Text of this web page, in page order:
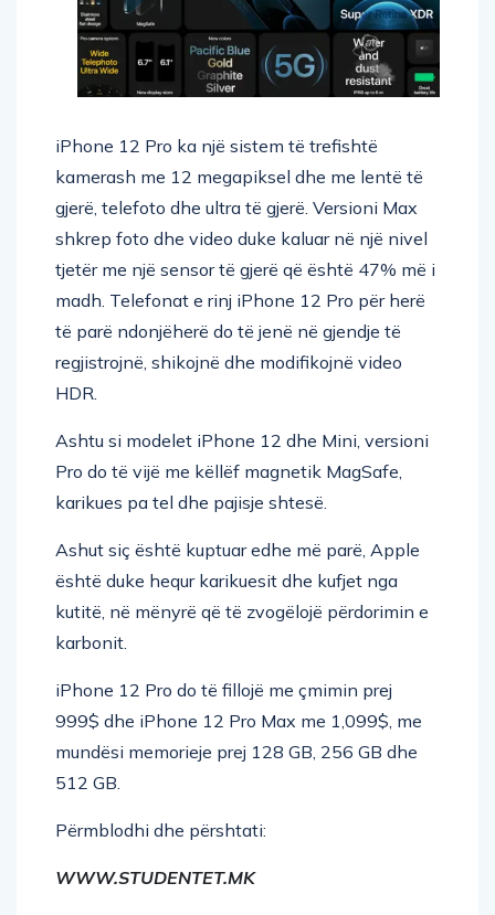
iPhone 12 Pro ka një sistem të trefishtë
kamerash me 12 megapiksel dhe me lentë të
gjerë, telefoto dhe ultra të gjerë. Versioni Max
shkrep foto dhe video duke kaluar në një nivel
tjetër me një sensor të gjerë që është 47% më i
madh. Telefonat e rinj iPhone 12 Pro për herë
të parë ndonjëherë do të jenë në gjendje të
regjistrojnë, shikojnë dhe modifikojnë video
HDR.
Ashtu si modelet iPhone 12 dhe Mini, versioni
Pro do të vijë me këllëf magnetik MagSafe,
karikues pa tel dhe pajisje shtesë.
Ashut siç është kuptuar edhe më parë, Apple
është duke hequr karikuesit dhe kufjet nga
kutitë, në mënyrë që të zvogëlojë përdorimin e
karbonit.
iPhone 12 Pro do të fillojë me çmimin prej
999$ dhe iPhone 12 Pro Max me 1,099$, me
mundësi memorieje prej 128 GB, 256 GB dhe
512 GB.
Përmblodhi dhe përshtati:
WWW.STUDENTET.MK